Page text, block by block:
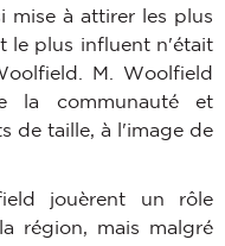
mise à attirer les plus
le plus influent n'était
M. Woolfield
la communauté et
de taille, à l'image de
jouèrent un rôle
région, mais malgré